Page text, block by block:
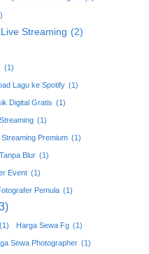
Streaming (2)
(1)
Lagu ke Spotify (1)
Digital Gratis (1)
(1)
Premium (1)
Blur (1)
Event (1)
Pemula (1)
(1) Harga Sewa Fg (1)
Sewa Photographer (1)